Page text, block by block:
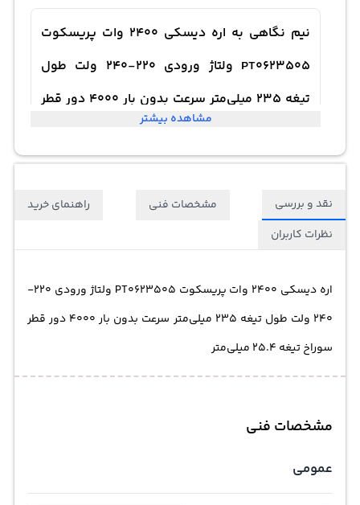
نیم نگاهی به اره دیسکی 2400 وات پریسکوت
PT0623505 ولتاژ ورودی 220-240 ولت طول
تیغه 235 میلی‌متر سرعت بدون بار 4000 دور قطر
مشاهده بیشتر
نقد و بررسی مشخصات فنی
راهنمای خرید
نظرات کاربران
اره دیسکی 2400 وات پریسکوت PT0623505 ولتاژ ورودی 220-
240 ولت طول تیغه 235 میلی‌متر سرعت بدون بار 4000 دور قطر
سوراخ تیغه 25.4 میلی‌متر
مشخصات فنی
عمومی